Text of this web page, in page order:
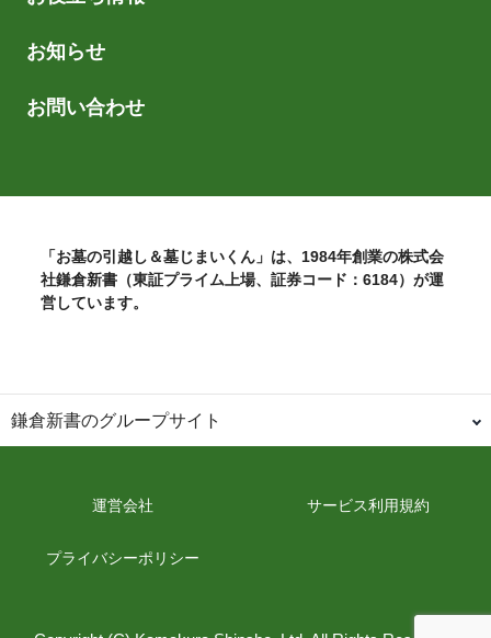
お知らせ
お問い合わせ
「お墓の引越し＆墓じまいくん」は、1984年創業の株式会
社鎌倉新書（東証プライム上場、証券コード：6184）が運
営しています。
鎌倉新書のグループサイト
いいお墓-永代供養墓版- 納骨堂なび
茨城県の霊園
運営会社 サービス利用規約
プライバシーポリシー